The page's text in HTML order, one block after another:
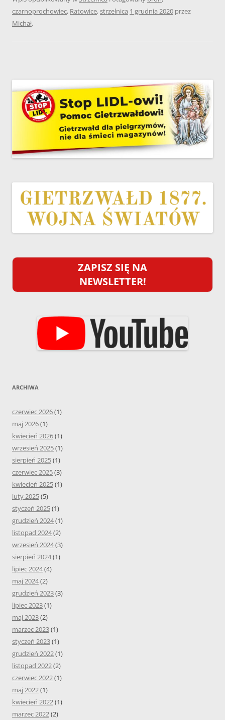
czarnoprochowiec, Ratowice,strzelnica 1 grudnia 2020 przez
Michał.
ZAPISZ SIĘ NA
NEWSLETTER!
ARCHIWA
czerwiec 2026(1)
maj 2026(1)
kwiecień 2026(1)
wrzesień 2025(1)
sierpień 2025(1)
czerwiec 2025(3)
kwiecień 2025(1)
luty 2025(5)
styczeń 2025(1)
grudzień 2024(1)
listopad 2024(2)
wrzesień 2024(3)
sierpień 2024(1)
lipiec 2024(4)
maj 2024(2)
grudzień 2023(3)
lipiec 2023(1)
maj 2023(2)
marzec 2023(1)
styczeń 2023(1)
grudzień 2022(1)
listopad 2022(2)
czerwiec 2022(1)
maj 2022(1)
kwiecień 2022(1)
marzec 2022(2)